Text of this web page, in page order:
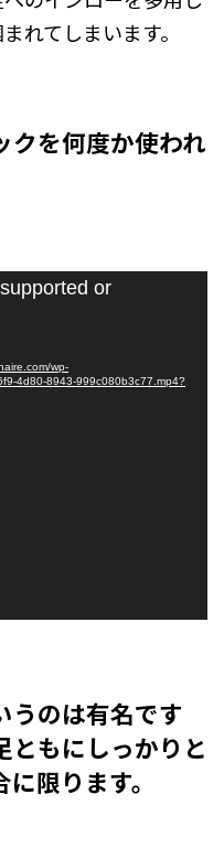
れてしまいます。
クを何度か使われ
or
wp-
4d80-8943-999c080b3c77.mp4?
うのは有名です
ともにしっかりと
限ります。